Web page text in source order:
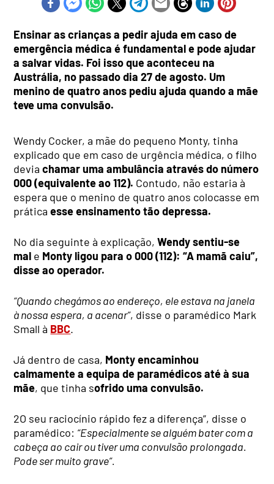
Ensinar as crianças a pedir ajuda em caso de
emergência médica é fundamental e pode ajudar
a salvar vidas. Foi isso que aconteceu na
Austrália, no passado dia 27 de agosto. Um
menino de quatro anos pediu ajuda quando a mãe
teve uma convulsão.
Wendy Cocker, a mãe do pequeno Monty, tinha
explicado que em caso de urgência médica, o filho
devia chamar uma ambulância através do número
000 (equivalente ao 112). Contudo, não estaria à
espera que o menino de quatro anos colocasse em
práticaesse ensinamento tão depressa.
No dia seguinte à explicação,Wendy sentiu-se
mal e Monty ligou para o 000 (112): “A mamã caiu”,
disse ao operador.
“Quando chegámos ao endereço, ele estava na janela
à nossa espera, a acenar”, disse o paramédico Mark
Small à BBC.
Já dentro de casa, Monty encaminhou
calmamente a equipa de paramédicos até à sua
mãe, que tinha sofrido uma convulsão.
2O seu raciocínio rápido fez a diferença”, disse o
paramédico: “Especialmente se alguém bater com a
cabeça ao cair ou tiver uma convulsão prolongada.
Pode ser muito grave”.